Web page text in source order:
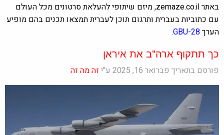
באתר zemaze.co.il, מיזם שיתופי להעלאת סרטונים מכל העולם
עם כתוביות בעברית ותרגום תוכן לעברית תמצאו תכנים בהם מופיע
הערךGBU-28
.
כך תתקוף ארה"ב את איראן
פורסם בתאריך פברואר 16, 2025 ע"י זה מה זה